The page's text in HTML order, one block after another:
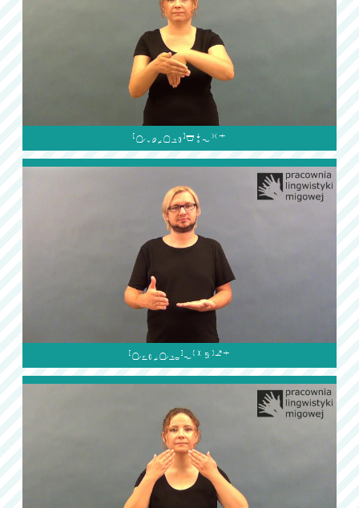

